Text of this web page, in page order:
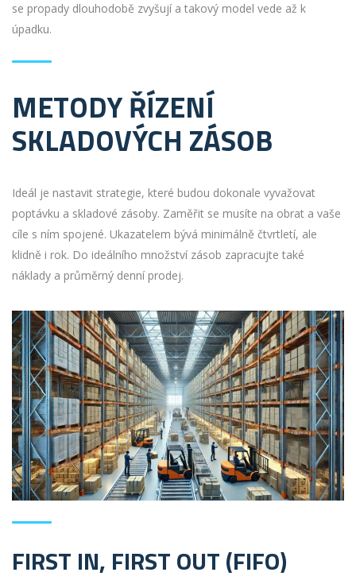
se propady dlouhodobě zvyšují a takový model vede až k
úpadku.
METODY ŘÍZENÍ
SKLADOVÝCH ZÁSOB
Ideál je nastavit strategie, které budou dokonale vyvažovat
poptávku a skladové zásoby. Zaměřit se musíte na obrat a vaše
cíle s ním spojené. Ukazatelem bývá minimálně čtvrtletí, ale
klidně i rok. Do ideálního množství zásob zapracujte také
náklady a průměrný denní prodej.
FIRST IN, FIRST OUT (FIFO)